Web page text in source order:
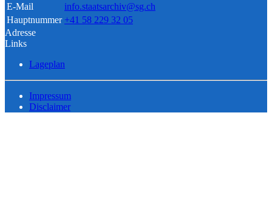
E-Mail
info.staatsarchiv@sg.ch
Hauptnummer +41 58 229 32 05
Adresse
Links
Lageplan
Impressum
Disclaimer